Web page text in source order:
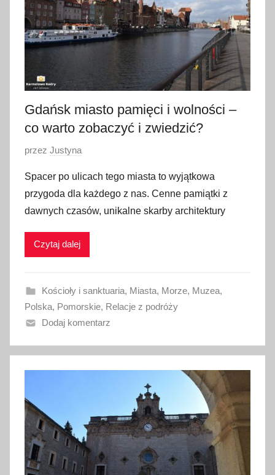
p
n
i
0
Gdańsk miasto pamięci i wolności –
co warto zobaczyć i zwiedzić?
O
u
b
l
i
a
n
o
s
i
r
p
n
a
przez Justyna
Spacer po ulicach tego miasta to wyjątkowa
przygoda dla każdego z nas. Cenne pamiątki z
dawnych czasów, unikalne skarby architektury
Czytaj dalej
Kościoły i sanktuaria, Miasta, Morze, Muzea,
Polska, Pomorskie, Relacje z podróży
Dodaj komentarz